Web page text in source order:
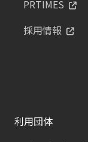
PRTIMES
採用情報
利用団体